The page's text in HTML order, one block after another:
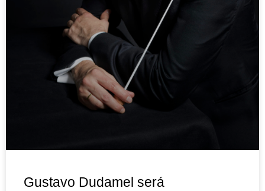
Gustavo Dudamel será